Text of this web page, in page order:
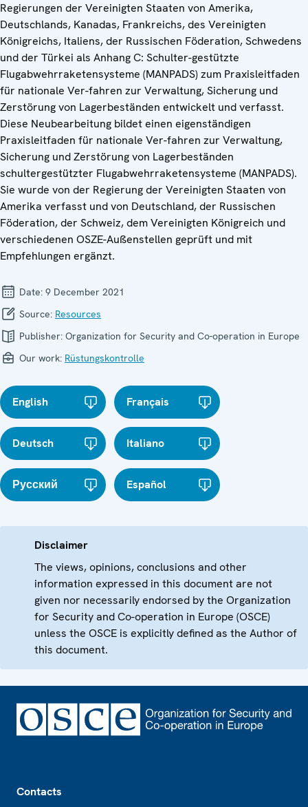
Regierungen der Vereinigten Staaten von Amerika,
Deutschlands, Kanadas, Frankreichs, des Vereinigten
Königreichs, Italiens, der Russischen Föderation, Schwedens
und der Türkei als Anhang C: Schulter-gestützte
Flugabwehrraketensysteme (MANPADS) zum Praxisleitfaden
für nationale Ver-fahren zur Verwaltung, Sicherung und
Zerstörung von Lagerbeständen entwickelt und verfasst.
Diese Neubearbeitung bildet einen eigenständigen
Praxisleitfaden für nationale Ver-fahren zur Verwaltung,
Sicherung und Zerstörung von Lagerbeständen
schultergestützter Flugabwehrraketensysteme (MANPADS).
Sie wurde von der Regierung der Vereinigten Staaten von
Amerika verfasst und von Deutschland, der Russischen
Föderation, der Schweiz, dem Vereinigten Königreich und
verschiedenen OSZE-Außenstellen geprüft und mit
Empfehlungen ergänzt.
Date: 9 December 2021
Source: Resources
Publisher: Organization for Security and Co-operation in Europe
Our work: Rüstungskontrolle
English Français
Deutsch Italiano
Русский Español
Disclaimer
The views, opinions, conclusions and other
information expressed in this document are not
given nor necessarily endorsed by the Organization
for Security and Co-operation in Europe (OSCE)
unless the OSCE is explicitly defined as the Author of
this document.
Contacts